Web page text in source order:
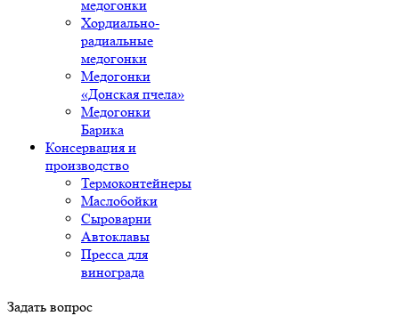
медогонки
Хордиально-
радиальные
медогонки
Медогонки
«Донская пчела»
Медогонки
Барика
Консервация и
производство
Термоконтейнеры
Маслобойки
Сыроварни
Автоклавы
Пресса для
винограда
Задать вопрос